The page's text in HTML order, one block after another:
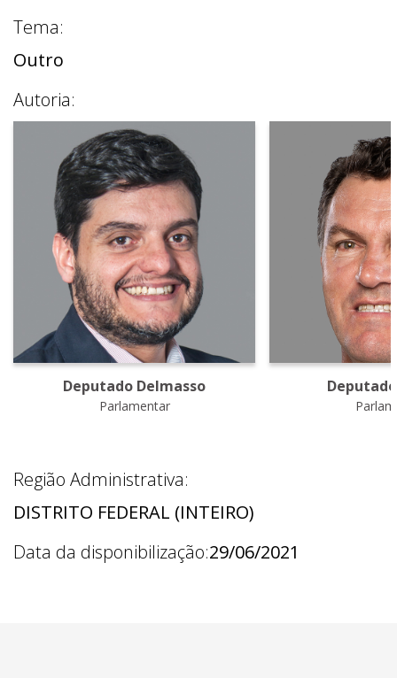
Tema:
Outro
Autoria:
Deputado Delmasso
Parlamentar
Região Administrativa:
DISTRITO FEDERAL (INTEIRO)
Data da disponibilização:29/06/2021